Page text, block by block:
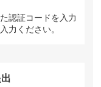
認証コードを入力
力ください。